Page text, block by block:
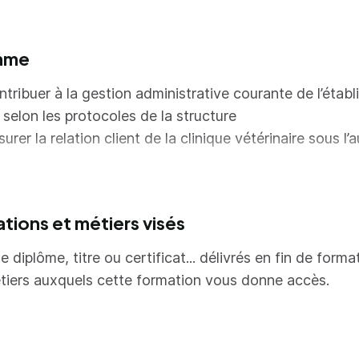
le titulaire du titre d'Auxiliaire spécialisé
polyvalence de compétences liées à l'animation de
à l'assistanat aux soins des docteurs
polyvalence se traduit également par l'acquisition
telles que le développement de la relation
à la gestion administrative courante de
les protocoles de la structure
la relation client de la clinique vétérinaire sous
à l’hygiène et la sécurité d’une structure vétérinaire
et métiers visés
diplôme, titre ou certificat... délivrés en fin de
auxquels cette formation vous donne accès.